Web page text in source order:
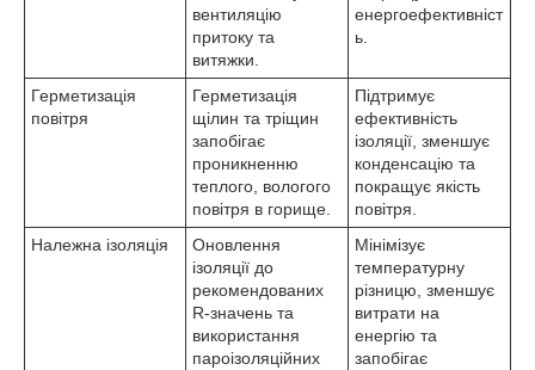
вентиляцію
притоку та
витяжки.
енергоефективніст
ь.
Герметизація
повітря
Герметизація
щілин та тріщин
запобігає
проникненню
теплого, вологого
повітря в горище.
Підтримує
ефективність
ізоляції, зменшує
конденсацію та
покращує якість
повітря.
Належна ізоляція
Оновлення
ізоляції до
рекомендованих
R-значень та
використання
пароізоляційних
Мінімізує
температурну
різницю, зменшує
витрати на
енергію та
запобігає